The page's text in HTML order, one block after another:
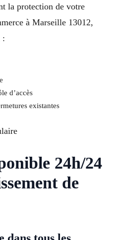
la protection de votre
à Marseille 13012,
:
d’accès
existantes
24h/24
de